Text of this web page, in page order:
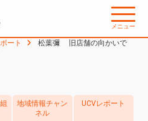
メニュー
ート
松葉彌 旧店舗の向かいで
地域情報チャン
ネル
UCVレポート